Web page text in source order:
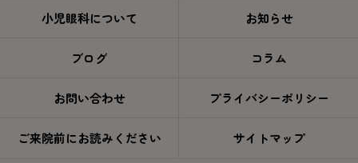
小児眼科について お知らせ
ブログ コラム
お問い合わせ プライバシーポリシー
ご来院前にお読みください サイトマップ